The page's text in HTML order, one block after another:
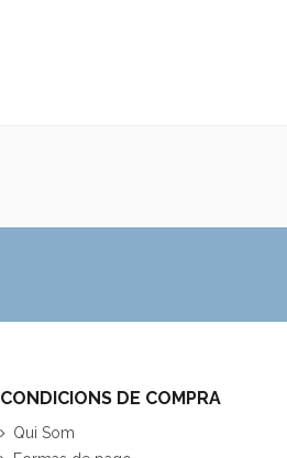
CONDICIONS DE COMPRA
Qui Som